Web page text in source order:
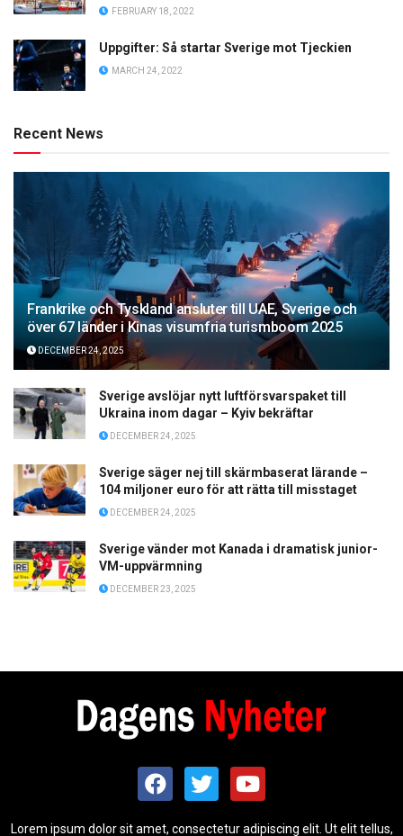
FEBRUARY 18, 2022
Uppgifter: Så startar Sverige mot Tjeckien
MARCH 24, 2022
Recent News
Frankrike och Tyskland ansluter till UAE, Sverige och
över 67 länder i Kinas visumfria turismboom 2025
DECEMBER 24, 2025
Sverige avslöjar nytt luftförsvarspaket till
Ukraina inom dagar – Kyiv bekräftar
DECEMBER 24, 2025
Sverige säger nej till skärmbaserat lärande –
104 miljoner euro för att rätta till misstaget
DECEMBER 24, 2025
Sverige vänder mot Kanada i dramatisk junior-
VM-uppvärmning
DECEMBER 23, 2025
Lorem ipsum dolor sit amet, consectetur adipiscing elit. Ut elit tellus,